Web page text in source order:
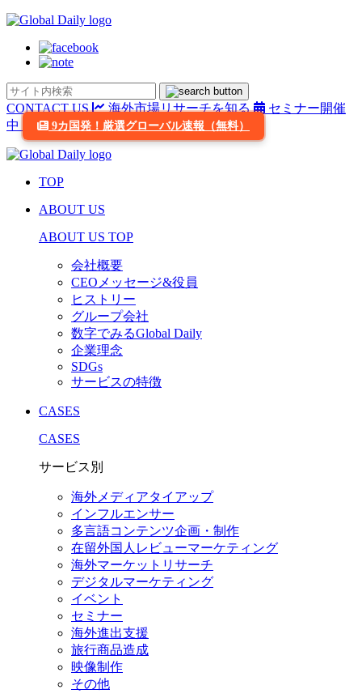
CONTACT US 海外市場リサーチを知る
セミナー開催
中
9カ国発！厳選グローバル速報（無料）
TOP
ABOUT US
ABOUT US TOP
会社概要
CEOメッセージ&役員
ヒストリー
グループ会社
数字でみるGlobal Daily
企業理念
SDGs
サービスの特徴
CASES
CASES
サービス別
海外メディアタイアップ
インフルエンサー
多言語コンテンツ企画・制作
在留外国⼈レビューマーケティング
海外マーケットリサーチ
デジタルマーケティング
イベント
セミナー
海外進出支援
旅行商品造成
映像制作
その他